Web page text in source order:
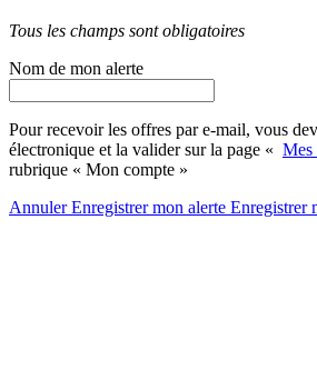
Tous les champs sont obligatoires
Nom de mon alerte
Pour recevoir les offres par e-mail, vous
électronique et la valider sur la page « Mes
rubrique « Mon compte »
AnnulerEnregistrer mon alerte Enregistrer